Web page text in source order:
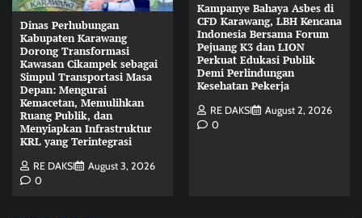
Dinas Perhubungan
Kabupaten Karawang
Dorong Transformasi
Kawasan Cikampek sebagai
Simpul Transportasi Masa
Depan: Mengurai
Kemacetan, Memulihkan
Ruang Publik, dan
Menyiapkan Infrastruktur
KRL yang Terintegrasi
RE DAKSI
August 3, 2026
0
Kampanye Bahaya Asbes di
CFD Karawang, LBH Kencana
Indonesia Bersama Forum
Pejuang K3 dan LION
Perkuat Edukasi Publik
Demi Perlindungan
Kesehatan Pekerja
RE DAKSI
August 2, 2026
0